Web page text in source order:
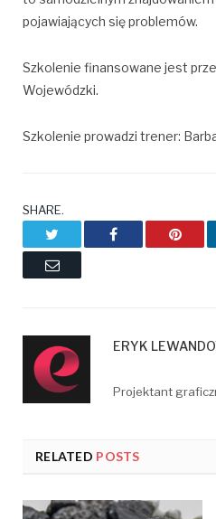
pojawiających się problemów.
Szkolenie finansowane jest
Wojewódzki.
Szkolenie prowadzi trener:
SHARE.
TwitterFacebook
Email
ERYK
Projektant
RELATED POSTS